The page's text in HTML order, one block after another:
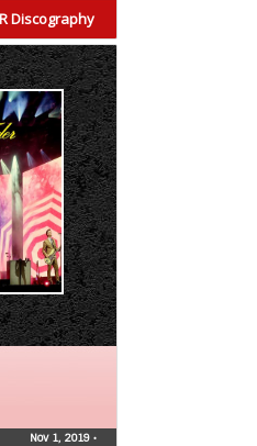
Discography
Nov 1, 2019 •